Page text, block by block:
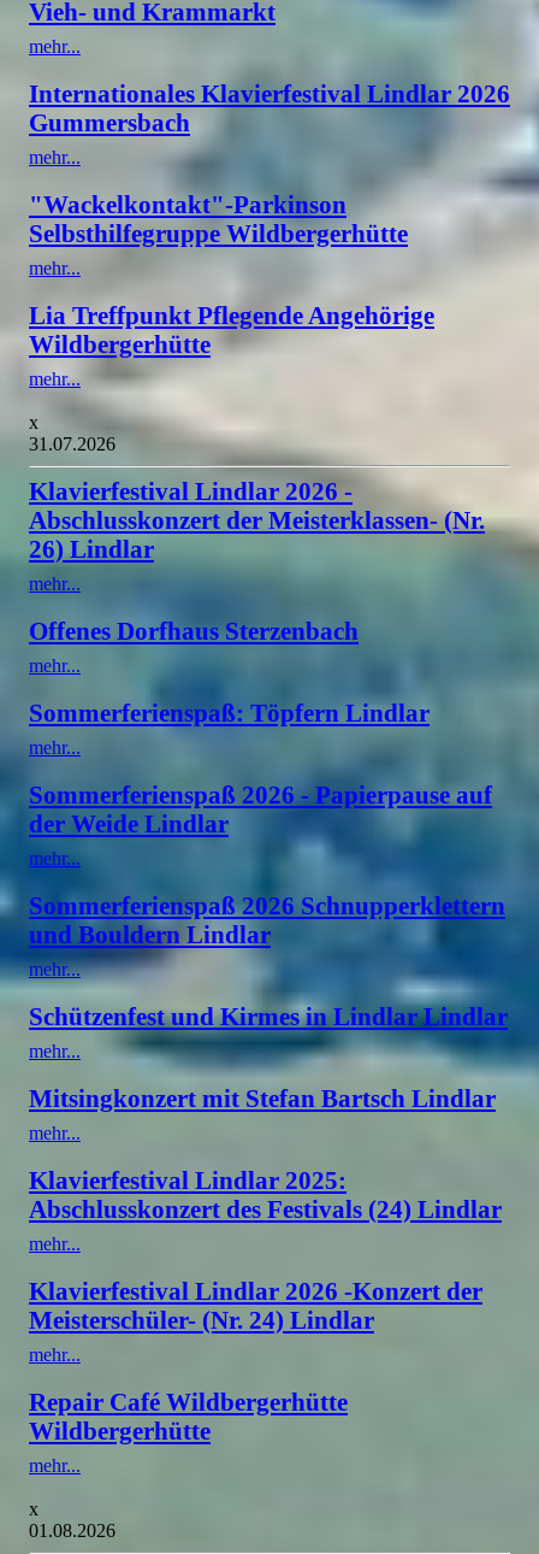
Vieh- und Krammarkt
mehr...
Internationales Klavierfestival Lindlar 2026
Gummersbach
mehr...
"Wackelkontakt"-Parkinson
Selbsthilfegruppe Wildbergerhütte
mehr...
Lia Treffpunkt Pflegende Angehörige
Wildbergerhütte
mehr...
x
31.07.2026
Klavierfestival Lindlar 2026 -
Abschlusskonzert der Meisterklassen- (Nr.
26) Lindlar
mehr...
Offenes Dorfhaus Sterzenbach
mehr...
Sommerferienspaß: Töpfern Lindlar
mehr...
Sommerferienspaß 2026 - Papierpause auf
der Weide Lindlar
mehr...
Sommerferienspaß 2026 Schnupperklettern
und Bouldern Lindlar
mehr...
Schützenfest und Kirmes in Lindlar Lindlar
mehr...
Mitsingkonzert mit Stefan Bartsch Lindlar
mehr...
Klavierfestival Lindlar 2025:
Abschlusskonzert des Festivals (24) Lindlar
mehr...
Klavierfestival Lindlar 2026 -Konzert der
Meisterschüler- (Nr. 24) Lindlar
mehr...
Repair Café Wildbergerhütte
Wildbergerhütte
mehr...
x
01.08.2026